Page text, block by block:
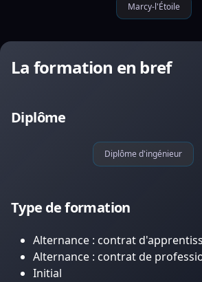
Marcy-l'Étoile
La formation en bref
Diplôme
Diplôme d'ingénieur
Type de formation
Alternance : contrat
Alternance : contrat de
Initial